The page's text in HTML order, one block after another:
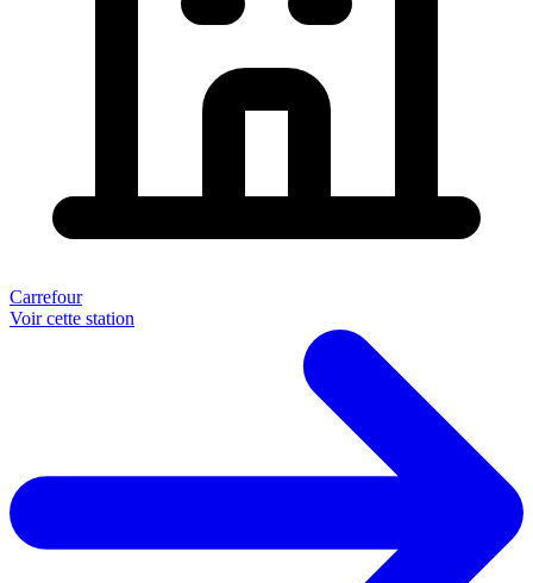
Carrefour
Voir cette station